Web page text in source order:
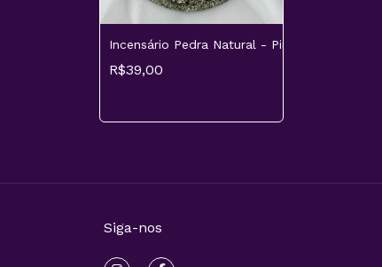
Incensário Pedra Natural - Pirita
R$39,00
Siga-nos